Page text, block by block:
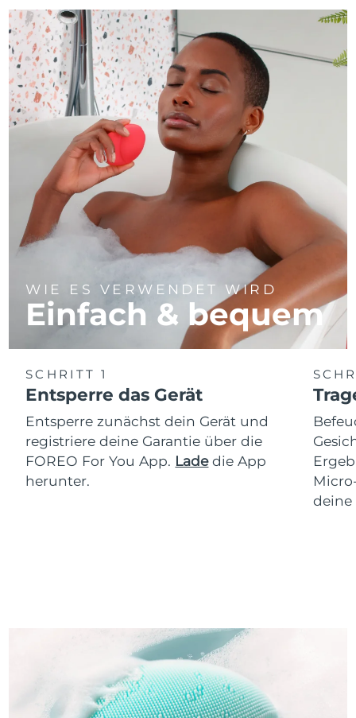
WIE ES VERWENDET WIRD
Einfach & bequem
SCHRITT 1
Entsperre das Gerät
Entsperre zunächst dein Gerät und
registriere deine Garantie über die
FOREO For You App. Ladedie App
herunter.
deine